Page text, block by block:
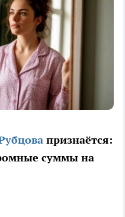
признаётся:
суммы на